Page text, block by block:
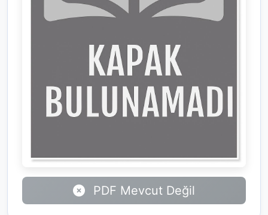
PDF Mevcut Değil